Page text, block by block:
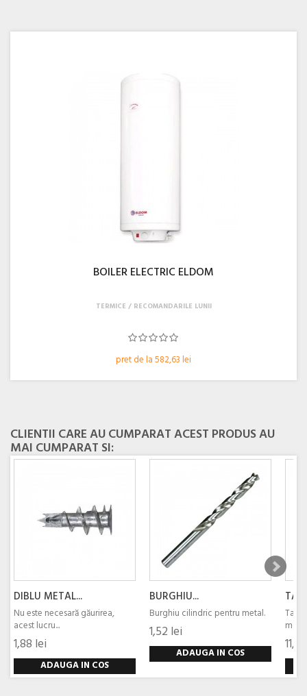
BOILER ELECTRIC ELDOM
pret de la 582,63 lei
TERMICE RECOMANDARILE LUNII
CLIENTII CARE AU CUMPARAT ACEST PRODUS AU
MAI CUMPARAT SI:
DIBLU METAL...
Nu este necesară găurirea,
acest lucru...
1,88 lei
ADAUGA IN COS
BURGHIU...
Burghiu cilindric pentru metal.
1,52 lei
ADAUGA IN COS